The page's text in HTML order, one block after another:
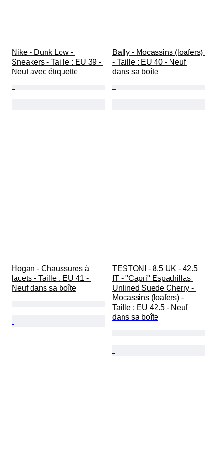
Nike - Dunk Low -
Sneakers - Taille : EU 39 -
Neuf avec étiquette
Bally - Mocassins (loafers)
- Taille : EU 40 - Neuf
dans sa boîte
Hogan - Chaussures à
lacets - Taille : EU 41 -
Neuf dans sa boîte
TESTONI - 8.5 UK - 42.5
IT - "Capri" Espadrillas
Unlined Suede Cherry -
Mocassins (loafers) -
Taille : EU 42.5 - Neuf
dans sa boîte